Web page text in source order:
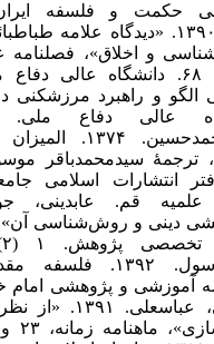
ایران. خرقانی،
«دیدگاه علامه طباطبائی در حوزه
فصلنامه علوم قرآنی،
شماره ۶۸. دانشگاه عالی دفاع ملی. ۱۳۸۷.
مرزشکنی دانش. تهران:
ملی. طباطبائی،
سیدمحمدحسین. ۱۳۷۴. المیزان فی تفسیر
موسوی همدانی.
اسلامی جامعه مدرسین
حوزه علمیه قم. عابدینی، جواد. ۱۳۸۸.
روش‌شناسی آن». دوفصلنامه
علمی تخصصی پژوهش. ۱ (۲). عبودیت،
عبدالرسول. ۱۳۹۲. فلسفه‌ مقدماتی. قم:
امام خمینی. عمید
زنجانی، عباسعلی. ۱۳۹۱. «از نظریه‌پردازی تا
نظام‌سازی»، ماهنامه زمانه، ۲۳ و ۲۴. کوهن،